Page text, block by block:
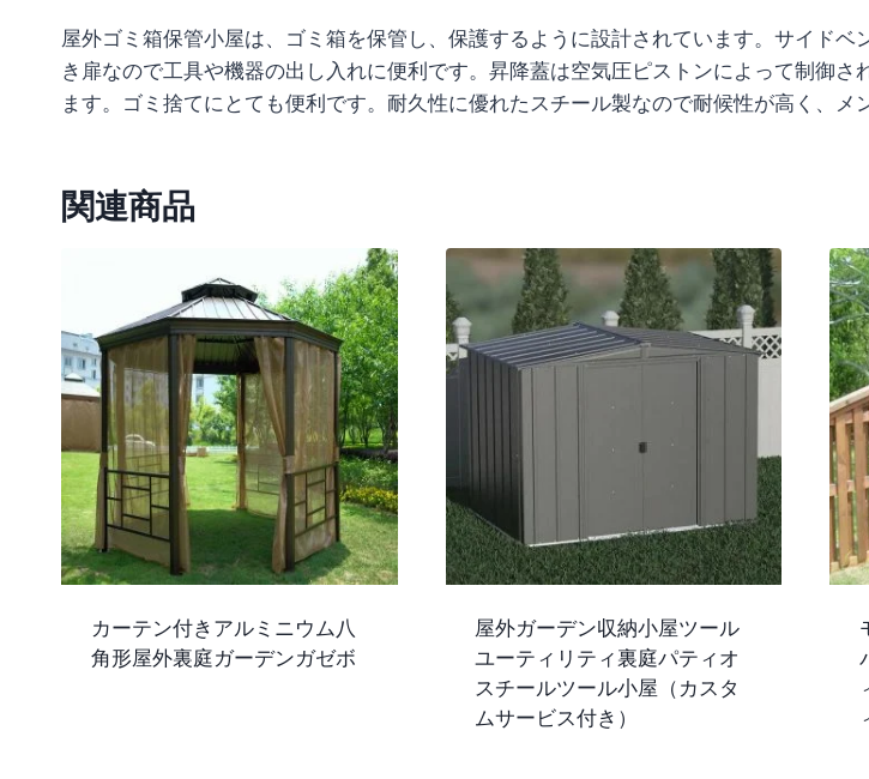
屋外ゴミ箱保管小屋は、ゴミ箱を保管し、保護するように設計されています。サイド
き扉なので工具や機器の出し入れに便利です。昇降蓋は空気圧ピストンによって制御
ます。ゴミ捨てにとても便利です。耐久性に優れたスチール製なので耐候性が高く、
関連商品
カーテン付きアルミニウム八
角形屋外裏庭ガーデンガゼボ
屋外ガーデン収納小屋ツール
ユーティリティ裏庭パティオ
スチールツール小屋（カスタ
ムサービス付き）